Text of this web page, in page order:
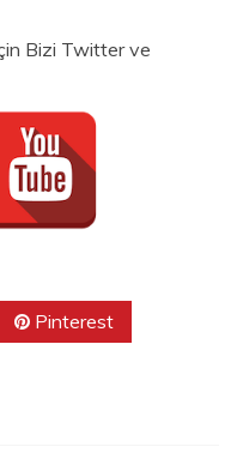
Bizi Twitter ve
Pinterest